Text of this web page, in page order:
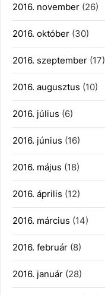
2016. november (26)
2016. október (30)
2016. szeptember (17)
2016. augusztus (10)
2016. július (6)
2016. június (16)
2016. május (18)
2016. április (12)
2016. március (14)
2016. február (8)
2016. január (28)